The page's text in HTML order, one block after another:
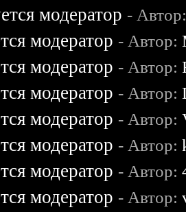
модератор -
модератор - Автор:
модератор - Автор:
модератор - Автор:
модератор - Автор:
модератор - Автор:
модератор - Автор:
модератор - Автор: